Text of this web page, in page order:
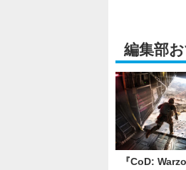
編集部
『CoD: